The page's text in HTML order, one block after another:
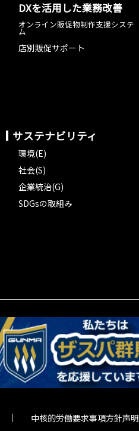
DXを活用した業務改善
オンライン販促物制作支援システ
ム
店別販促サポート
サステナビリティ
環境(E)
社会(S)
企業統治(G)
SDGsの取組み
中核的労働要求事項方針声明